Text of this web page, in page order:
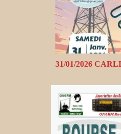
31/01/2026